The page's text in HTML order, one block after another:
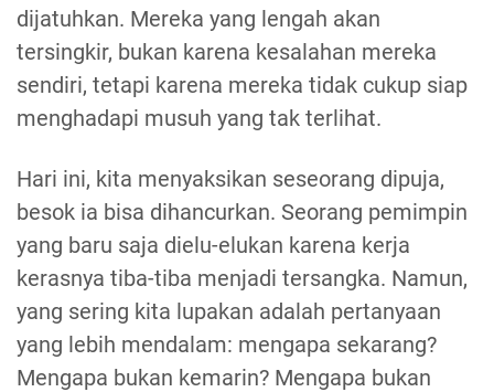
dijatuhkan. Mereka yang lengah akan
tersingkir, bukan karena kesalahan mereka
sendiri, tetapi karena mereka tidak cukup siap
menghadapi musuh yang tak terlihat.
Hari ini, kita menyaksikan seseorang dipuja,
besok ia bisa dihancurkan. Seorang pemimpin
yang baru saja dielu-elukan karena kerja
kerasnya tiba-tiba menjadi tersangka. Namun,
yang sering kita lupakan adalah pertanyaan
yang lebih mendalam: mengapa sekarang?
Mengapa bukan kemarin? Mengapa bukan